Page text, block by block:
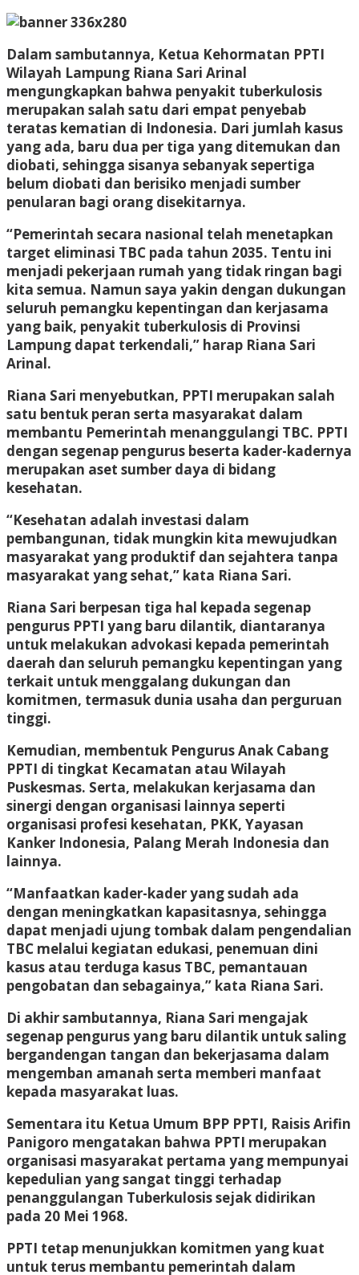
Dalam sambutannya, Ketua Kehormatan PPTI
Wilayah Lampung Riana Sari Arinal
mengungkapkan bahwa penyakit tuberkulosis
merupakan salah satu dari empat penyebab
teratas kematian di Indonesia. Dari jumlah kasus
yang ada, baru dua per tiga yang ditemukan dan
diobati, sehingga sisanya sebanyak sepertiga
belum diobati dan berisiko menjadi sumber
penularan bagi orang disekitarnya.
“Pemerintah secara nasional telah menetapkan
target eliminasi TBC pada tahun 2035. Tentu ini
menjadi pekerjaan rumah yang tidak ringan bagi
kita semua. Namun saya yakin dengan dukungan
seluruh pemangku kepentingan dan kerjasama
yang baik, penyakit tuberkulosis di Provinsi
Lampung dapat terkendali,” harap Riana Sari
Arinal.
Riana Sari menyebutkan, PPTI merupakan salah
satu bentuk peran serta masyarakat dalam
membantu Pemerintah menanggulangi TBC. PPTI
dengan segenap pengurus beserta kader-kadernya
merupakan aset sumber daya di bidang
kesehatan.
“Kesehatan adalah investasi dalam
pembangunan, tidak mungkin kita mewujudkan
masyarakat yang produktif dan sejahtera tanpa
masyarakat yang sehat,” kata Riana Sari.
Riana Sari berpesan tiga hal kepada segenap
pengurus PPTI yang baru dilantik, diantaranya
untuk melakukan advokasi kepada pemerintah
daerah dan seluruh pemangku kepentingan yang
terkait untuk menggalang dukungan dan
komitmen, termasuk dunia usaha dan perguruan
tinggi.
Kemudian, membentuk Pengurus Anak Cabang
PPTI di tingkat Kecamatan atau Wilayah
Puskesmas. Serta, melakukan kerjasama dan
sinergi dengan organisasi lainnya seperti
organisasi profesi kesehatan, PKK, Yayasan
Kanker Indonesia, Palang Merah Indonesia dan
lainnya.
“Manfaatkan kader-kader yang sudah ada
dengan meningkatkan kapasitasnya, sehingga
dapat menjadi ujung tombak dalam pengendalian
TBC melalui kegiatan edukasi, penemuan dini
kasus atau terduga kasus TBC, pemantauan
pengobatan dan sebagainya,” kata Riana Sari.
Di akhir sambutannya, Riana Sari mengajak
segenap pengurus yang baru dilantik untuk saling
bergandengan tangan dan bekerjasama dalam
mengemban amanah serta memberi manfaat
kepada masyarakat luas.
Sementara itu Ketua Umum BPP PPTI, Raisis Arifin
Panigoro mengatakan bahwa PPTI merupakan
organisasi masyarakat pertama yang mempunyai
kepedulian yang sangat tinggi terhadap
penanggulangan Tuberkulosis sejak didirikan
pada 20 Mei 1968.
PPTI tetap menunjukkan komitmen yang kuat
untuk terus membantu pemerintah dalam